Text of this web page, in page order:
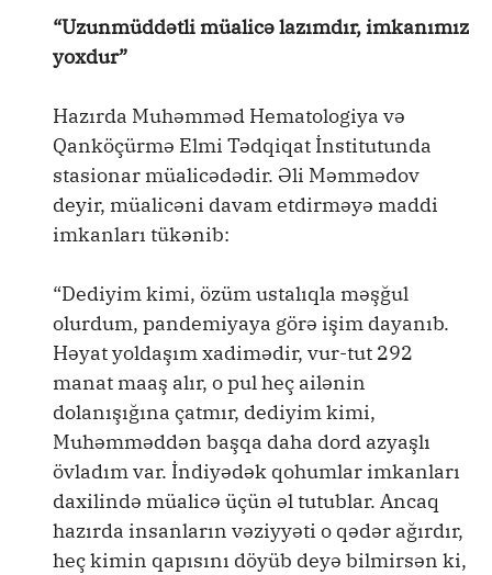
“Uzunmüddətli müalicə lazımdır, imkanımız
yoxdur”
Hazırda Muhəmməd Hematologiya və
Qanköçürmə Elmi Tədqiqat İnstitutunda
stasionar müalicədədir. Əli Məmmədov
deyir, müalicəni davam etdirməyə maddi
imkanları tükənib:
“Dediyim kimi, özüm ustalıqla məşğul
olurdum, pandemiyaya görə işim dayanıb.
Həyat yoldaşım xadimədir, vur-tut 292
manat maaş alır, o pul heç ailənin
dolanışığına çatmır, dediyim kimi,
Muhəmməddən başqa daha dord azyaşlı
övladım var. İndiyədək qohumlar imkanları
daxilində müalicə üçün əl tutublar. Ancaq
hazırda insanların vəziyyəti o qədər ağırdır,
heç kimin qapısını döyüb deyə bilmirsən ki,